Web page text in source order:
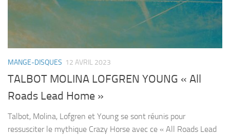
MANGE-DISQUES 12 AVRIL 2023
TALBOT MOLINA LOFGREN YOUNG « All
Roads Lead Home »
Talbot, Molina, Lofgren et Young se sont réunis pour
ressusciter le mythique Crazy Horse avec ce « All Roads Lead